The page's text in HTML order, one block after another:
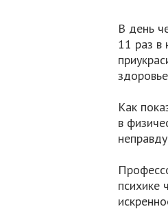
В день
11 раз в
Как
в
психике